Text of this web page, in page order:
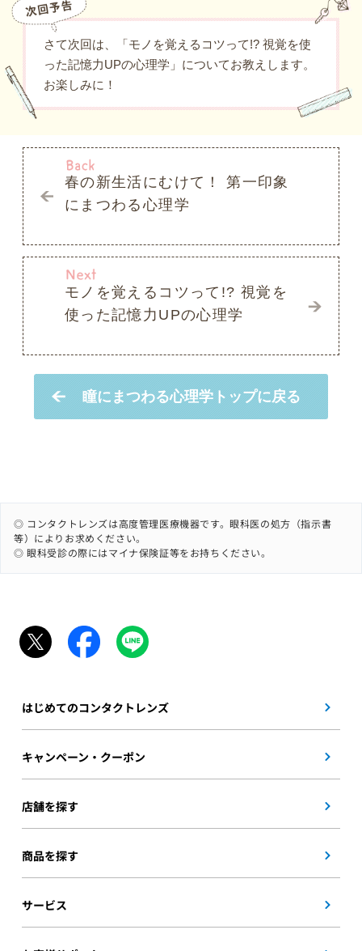
◎ コンタクトレンズは高度管理医療機器です。眼科医の処方（指示書
等）によりお求めください。
◎ 眼科受診の際にはマイナ保険証等をお持ちください。
はじめてのコンタクトレンズ
キャンペーン・クーポン
店舗を探す
商品を探す
サービス